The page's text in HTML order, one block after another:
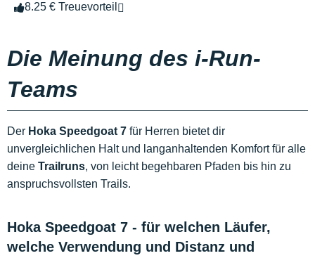
8.25 € Treuevorteil
Die Meinung des i-Run-
Teams
Der Hoka Speedgoat 7 für Herren bietet dir
unvergleichlichen Halt und langanhaltenden Komfort für alle
deine Trailruns, von leicht begehbaren Pfaden bis hin zu
anspruchsvollsten Trails.
Hoka Speedgoat 7 - für welchen Läufer,
welche Verwendung und Distanz und